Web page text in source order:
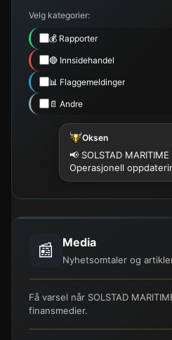
Velg kategorier:
💰 Rapporter
🔴 Innsidehandel
📊 Flaggemeldinger
📄 Andre
Oksen
📢 SOLSTAD
Operasjonell
📰 Media
Nyhetsomtaler og
Få varsel når SOLSTAD
finansmedier.